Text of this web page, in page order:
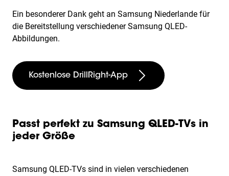
Ein besonderer Dank geht an Samsung Niederlande für
die Bereitstellung verschiedener Samsung QLED-
Abbildungen.
Kostenlose DrillRight-App
Passt perfekt zu Samsung QLED-TVs in
jeder Größe
Samsung QLED-TVs sind in vielen verschiedenen